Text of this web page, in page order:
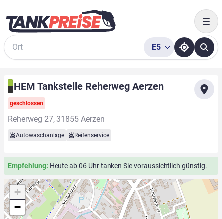
Suche
E5
HEM Tankstelle Reherweg Aerzen
geschlossen
Reherweg 27, 31855 Aerzen
Autowaschanlage Reifenservice
Empfehlung: Heute ab 06 Uhr tanken Sie voraussichtlich günstig.
+
−